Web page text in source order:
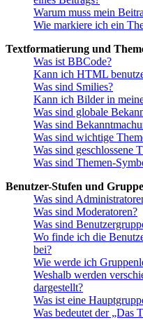
Warum muss mein
Wie markiere ich ein
Textformatierung und
Was ist BBCode?
Kann ich HTML
Was sind Smilies?
Kann ich Bilder in
Was sind globale
Was sind
Was sind wichtige
Was sind geschlossene
Was sind Themen-
Benutzer-Stufen und
Was sind
Was sind Moderatoren?
Was sind
Wo finde ich die
bei?
Wie werde ich
Weshalb werden
dargestellt?
Was ist eine
Was bedeutet der „Das